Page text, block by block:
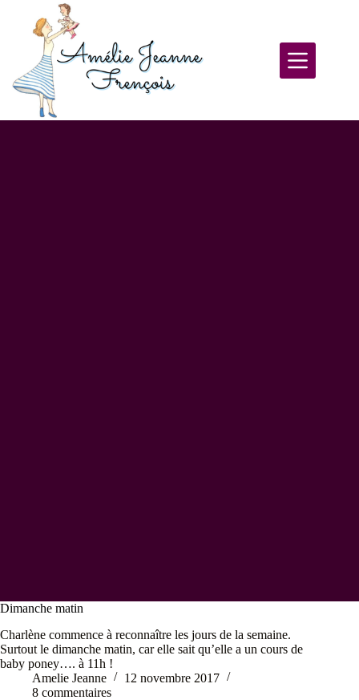
Dimanche matin
Charlène commence à reconnaître les jours de la semaine.
Surtout le dimanche matin, car elle sait qu’elle a un cours de
baby poney…. à 11h !
Amelie Jeanne
12 novembre 2017
8 commentaires